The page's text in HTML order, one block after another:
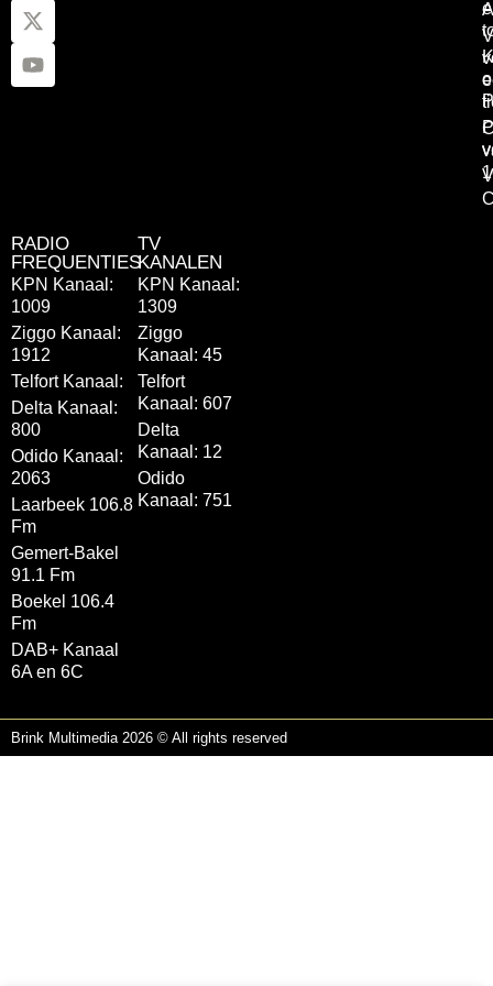
RADIO
FREQUENTIES
KPN Kanaal:
1009
Ziggo Kanaal:
1912
Telfort Kanaal:
Delta Kanaal:
800
Odido Kanaal:
2063
Laarbeek 106.8
Fm
Gemert-Bakel
91.1 Fm
Boekel 106.4
Fm
DAB+ Kanaal
6A en 6C
TV
KANALEN
KPN Kanaal:
1309
Ziggo
Kanaal: 45
Telfort
Kanaal: 607
Delta
Kanaal: 12
Odido
Kanaal: 751
Brink Multimedia 2026 © All rights reserved